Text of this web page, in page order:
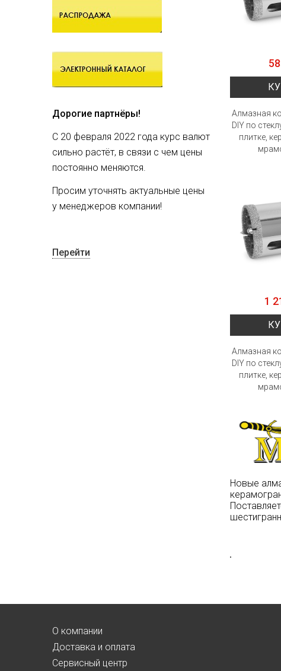
Дорогие партнёры!
С 20 февраля 2022 года курс валют
сильно растёт, в связи с чем цены
постоянно меняются.
Просим уточнять актуальные цены
у менеджеров компании!
Перейти
Алмазная
DIY по
плитке,
1
Алмазная
DIY по
плитке,
Новые
О компании
Доставка и оплата
Сервисный центр